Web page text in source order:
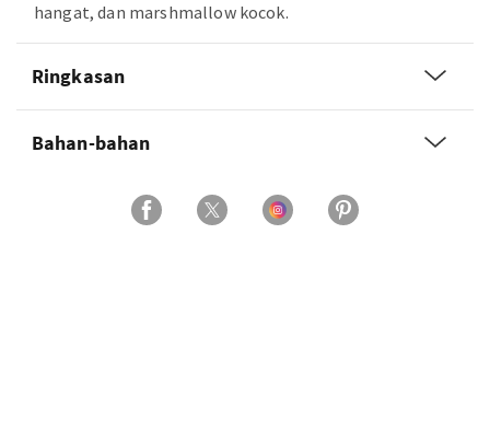
hangat, dan marshmallow kocok.
Ringkasan
Bahan-bahan